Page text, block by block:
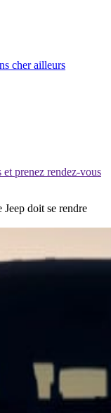
cher ailleurs
et prenez rendez-vous
doit se rendre